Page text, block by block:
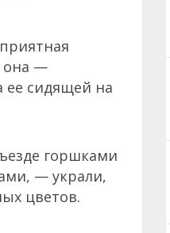
она —
ее сидящей на
горшками
— украли,
цветов.